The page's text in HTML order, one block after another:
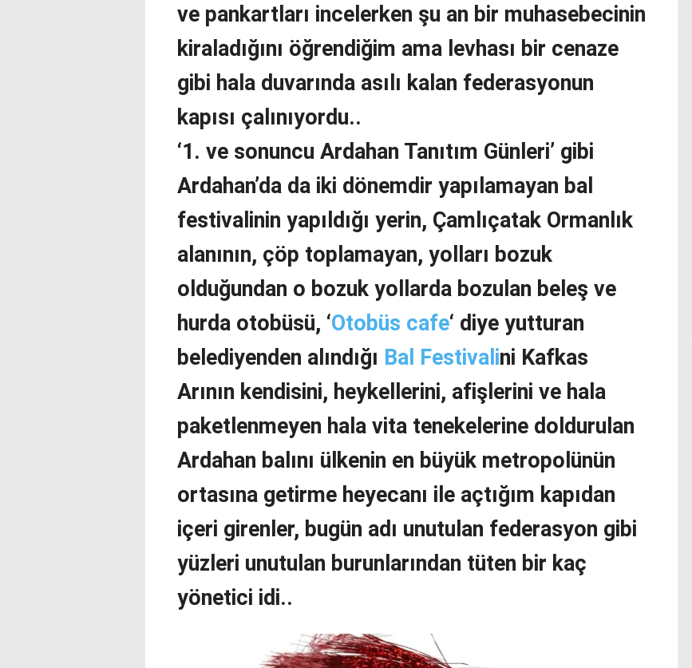
ve pankartları incelerken şu an bir muhasebecinin
kiraladığını öğrendiğim ama levhası bir cenaze
gibi hala duvarında asılı kalan federasyonun
kapısı çalınıyordu..
‘1. ve sonuncu Ardahan Tanıtım Günleri’ gibi
Ardahan’da da iki dönemdir yapılamayan bal
festivalinin yapıldığı yerin, Çamlıçatak Ormanlık
alanının, çöp toplamayan, yolları bozuk
olduğundan o bozuk yollarda bozulan beleş ve
hurda otobüsü, ‘Otobüs cafe‘ diye yutturan
belediyenden alındığı Bal Festivalini Kafkas
Arının kendisini, heykellerini, afişlerini ve hala
paketlenmeyen hala vita tenekelerine doldurulan
Ardahan balını ülkenin en büyük metropolünün
ortasına getirme heyecanı ile açtığım kapıdan
içeri girenler, bugün adı unutulan federasyon gibi
yüzleri unutulan burunlarından tüten bir kaç
yönetici idi..